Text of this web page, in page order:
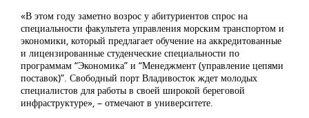
«В этом году заметно возрос у абитуриентов спрос на
специальности факультета управления морским транспортом и
экономики, который предлагает обучение на аккредитованные
и лицензированные студенческие специальности по
программам “Экономика” и “Менеджмент (управление цепями
поставок)”. Свободный порт Владивосток ждет молодых
специалистов для работы в своей широкой береговой
инфраструктуре», – отмечают в университете.